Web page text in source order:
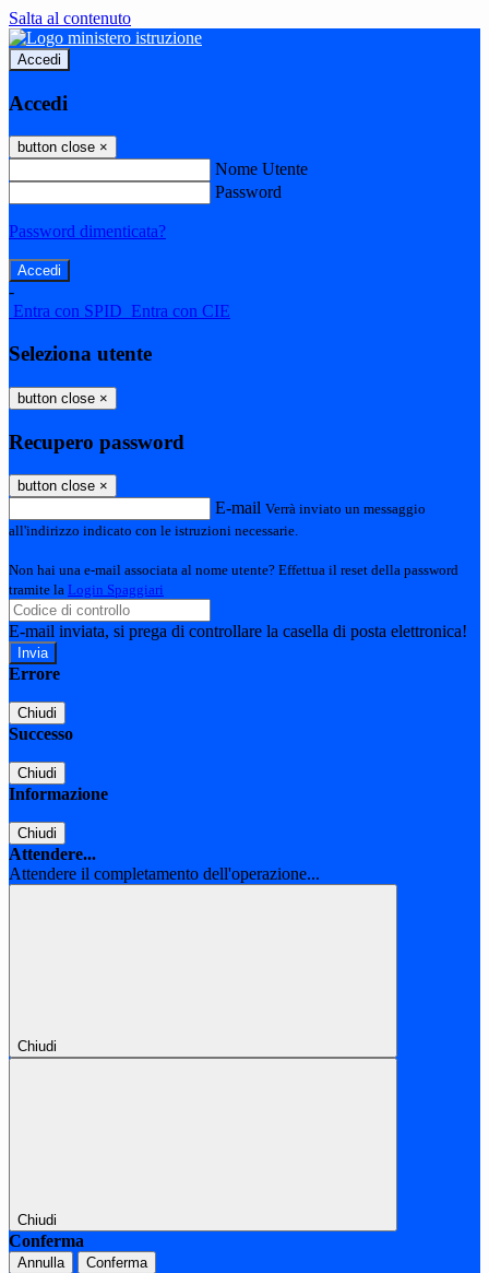
Salta al contenuto
Accedi
Accedi
button close ×
Nome Utente
Password
Password dimenticata?
-
Entra con SPID Entra con CIE
Seleziona utente
button close ×
Recupero password
button close ×
E-mail Verrà inviato un messaggio
all'indirizzo indicato con le istruzioni necessarie.
Non hai una e-mail associata al nome utente? Effettua il reset della password
tramite la Login Spaggiari
E-mail inviata, si prega di controllare la casella di posta elettronica!
Errore
Chiudi
Successo
Chiudi
Informazione
Chiudi
Attendere...
Attendere il completamento dell'operazione...
Chiudi
Chiudi
Conferma
Annulla Conferma